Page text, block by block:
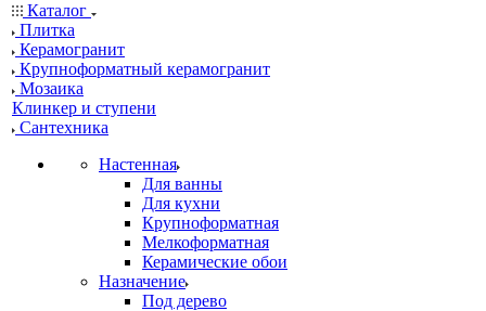
Каталог
Плитка
Керамогранит
Крупноформатный керамогранит
Мозаика
Клинкер и ступени
Сантехника
Настенная
Для ванны
Для кухни
Крупноформатная
Мелкоформатная
Керамические обои
Назначение
Под дерево